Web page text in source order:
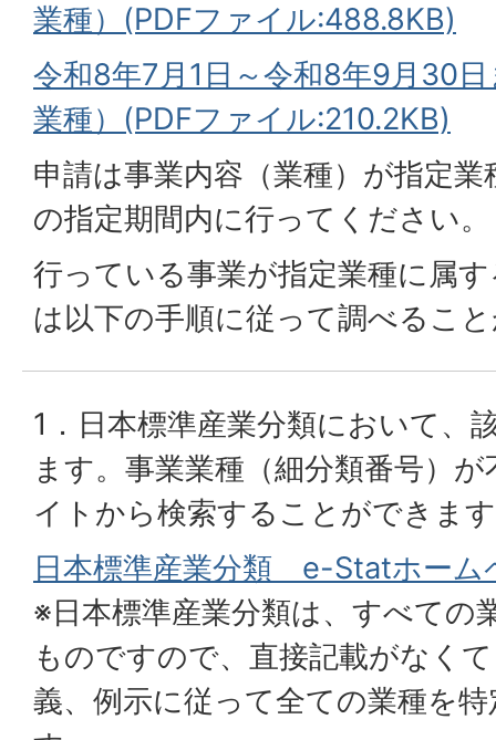
業種）(PDFファイル:488.8KB)
令和8年7月1日～令和8年9月30
業種）(PDFファイル:210.2KB)
申請は事業内容（業種）が指定
の指定期間内に行ってください。
行っている事業が指定業種に属
は以下の手順に従って調べるこ
1．日本標準産業分類において、
ます。事業業種（細分類番号）
イトから検索することができま
日本標準産業分類 e-Statホーム
※日本標準産業分類は、すべての
ものですので、直接記載がなく
義、例示に従って全ての業種を